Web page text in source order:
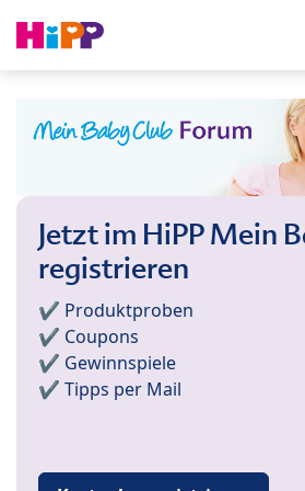
Jetzt im HiPP Mein
registrieren
✔️ Produktproben
✔️ Coupons
✔️ Gewinnspiele
✔️ Tipps per Mail